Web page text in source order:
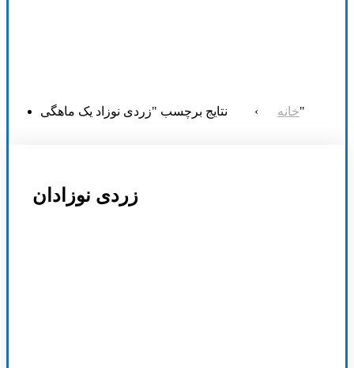
خانه › نتایج برچسب "زردی نوزاد یک ماهگی"
زردی نوزادان